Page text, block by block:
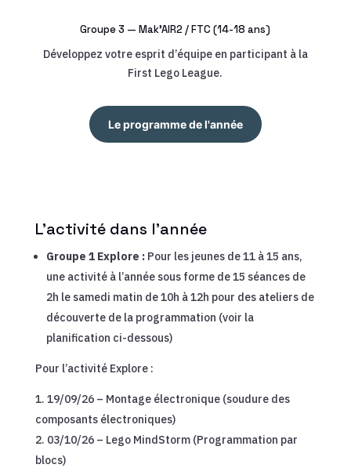
Groupe 3 — Mak’AIR2 / FTC (14-18 ans)
Développez votre esprit d’équipe en participant à la
First Lego League.
Le programme de l'année
L’activité dans l’année
Groupe 1 Explore :Pour les jeunes de 11 à 15 ans,
une activité à l’année sous forme de 15 séances de
2h le samedi matin de 10h à 12h pour des ateliers de
découverte de la programmation (voir la
planification ci-dessous)
Pour l’activité Explore :
19/09/26 – Montage électronique (soudure des
composants électroniques)
03/10/26 – Lego MindStorm (Programmation par
blocs)